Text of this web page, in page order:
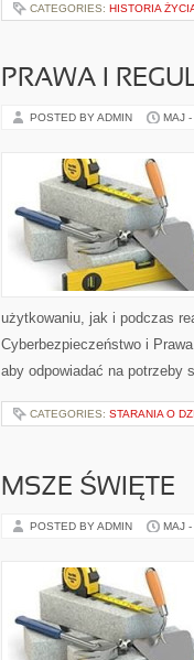
CATEGORIES: HISTORIA
PRAWA I
POSTED BY ADMIN MAJ
użytkowaniu, jak i podczas
Cyberbezpieczeństwo i
aby odpowiadać na potrzeby
CATEGORIES: STARANIA O
MSZE ŚWIĘTE
POSTED BY ADMIN MAJ